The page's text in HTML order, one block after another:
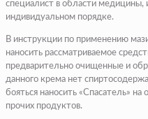
специалист в области медицины,
индивидуальном порядке.
В инструкции по применению
наносить рассматриваемое
предварительно очищенные и
данного крема нет
бояться наносить «Спасатель»
прочих продуктов.